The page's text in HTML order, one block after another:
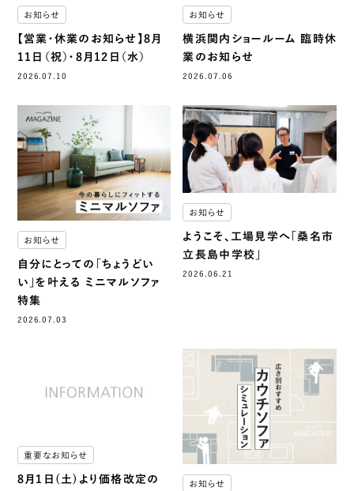
お知らせ
【営業・休業のお知らせ】8月
11日（祝）・8月12日（水）
2026.07.10
お知らせ
横浜関内ショールーム 臨時休
業のお知らせ
2026.07.06
お知らせ
自分にとっての「ちょうどい
い」を叶える ミニマルソファ
特集
2026.07.03
お知らせ
ようこそ、工場見学へ「桑名市
立長島中学校」
2026.06.21
重要なお知らせ
8月1日(土)より価格改定の
お知らせ